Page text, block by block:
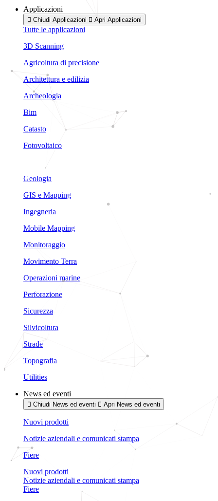
Applicazioni
Chiudi Applicazioni Apri Applicazioni
Tutte le applicazioni
3D Scanning
Agricoltura di precisione
Architettura e edilizia
Archeologia
Bim
Catasto
Fotovoltaico
Geologia
GIS e Mapping
Ingegneria
Mobile Mapping
Monitoraggio
Movimento Terra
Operazioni marine
Perforazione
Sicurezza
Silvicoltura
Strade
Topografia
Utilities
News ed eventi
Chiudi News ed eventi Apri News ed eventi
Nuovi prodotti
Notizie aziendali e comunicati stampa
Fiere
Nuovi prodotti
Notizie aziendali e comunicati stampa
Fiere